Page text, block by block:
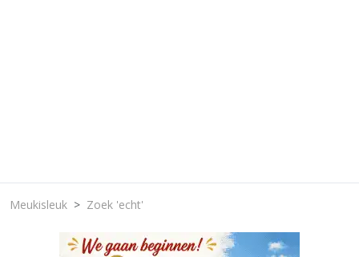
Meukisleuk Zoek 'echt'